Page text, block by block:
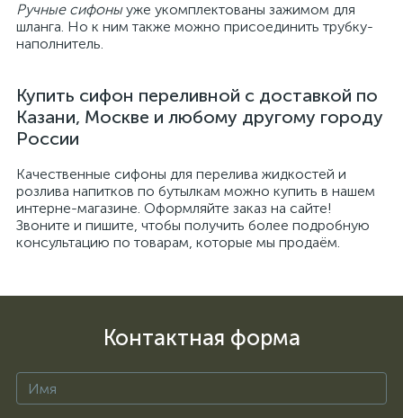
Ручные сифоныуже укомплектованы зажимом для
шланга. Но к ним также можно присоединить трубку-
наполнитель.
Купить сифон переливной с доставкой по
Казани, Москве и любому другому городу
России
Качественные сифоны для перелива жидкостей и
розлива напитков по бутылкам можно купить в нашем
интерне-магазине. Оформляйте заказ на сайте!
Звоните и пишите, чтобы получить более подробную
консультацию по товарам, которые мы продаём.
Контактная форма